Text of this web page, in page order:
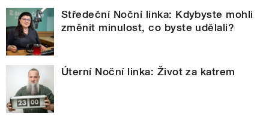
Středeční Noční linka: Kdybyste mohli
změnit minulost, co byste udělali?
Úterní Noční linka: Život za katrem